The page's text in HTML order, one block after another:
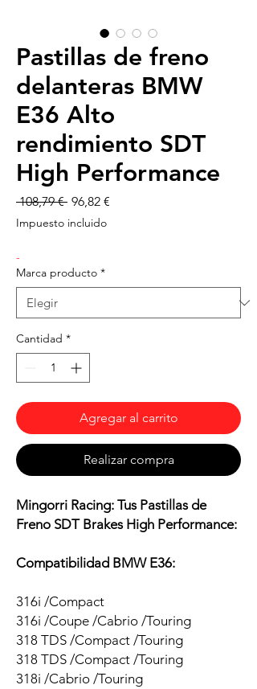
Pastillas de freno
delanteras BMW
E36 Alto
rendimiento SDT
High Performance
108,79 € Precio
96,82 €
Impuesto incluido
-
Marca producto *
Cantidad *
Agregar al carrito
Realizar compra
Mingorri Racing: Tus Pastillas de
Freno SDT Brakes High Performance:
Compatibilidad BMW E36:
316i /Compact
316i /Coupe /Cabrio /Touring
318 TDS /Compact /Touring
318 TDS /Compact /Touring
318i /Cabrio /Touring